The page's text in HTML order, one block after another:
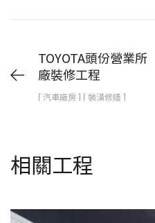
TOYOTA頭份營業所
廠裝修工程
[ 汽車廠房 ] [ 裝潢修繕 ]
相關工程